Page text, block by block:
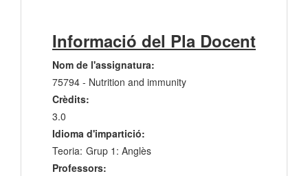
Informació del Pla Docent
Nom de l'assignatura:
75794 - Nutrition and immunity
Crèdits:
3.0
Idioma d'impartició:
Teoria: Grup 1: Anglès
Professors: